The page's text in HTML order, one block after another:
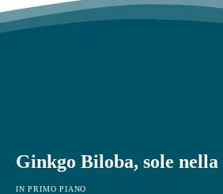
Ginkgo Biloba, sole nella
IN PRIMO PIANO